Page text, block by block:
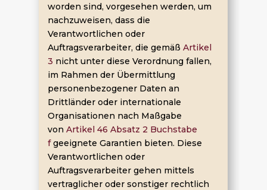
worden sind, vorgesehen werden, um
nachzuweisen, dass die
Verantwortlichen oder
Auftragsverarbeiter, die gemäß Artikel
3 nicht unter diese Verordnung fallen,
im Rahmen der Übermittlung
personenbezogener Daten an
Drittländer oder internationale
Organisationen nach Maßgabe
von Artikel 46 Absatz 2 Buchstabe
f geeignete Garantien bieten. Diese
Verantwortlichen oder
Auftragsverarbeiter gehen mittels
vertraglicher oder sonstiger rechtlich